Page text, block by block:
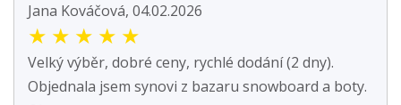
Jana Kováčová, 04.02.2026
★ ★ ★ ★ ★
Velký výběr, dobré ceny, rychlé dodání (2 dny).
Objednala jsem synovi z bazaru snowboard a boty.